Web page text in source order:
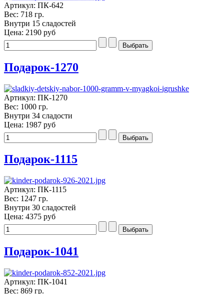
Артикул: ПК-642
Вес: 718 гр.
Внутри 15 сладостей
Цена: 2190 руб
Подарок-1270
Артикул: ПК-1270
Вес: 1000 гр.
Внутри 34 сладости
Цена: 1987 руб
Подарок-1115
Артикул: ПК-1115
Вес: 1247 гр.
Внутри 30 сладостей
Цена: 4375 руб
Подарок-1041
Артикул: ПК-1041
Вес: 869 гр.